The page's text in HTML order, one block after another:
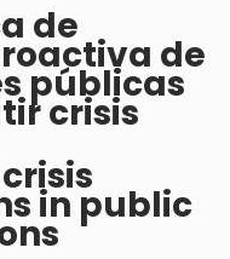
de
de
públicas
crisis
in public